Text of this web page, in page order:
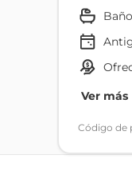
Servicios
Ver más
Código